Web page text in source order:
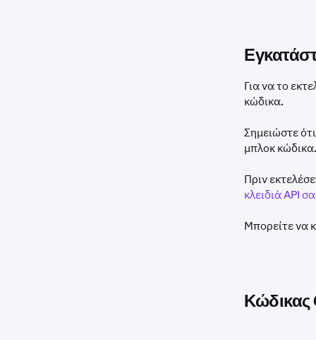
Για να το
κώδικα.
Σημειώστε
μπλοκ κώδικα.
Πριν
κλειδιά API
Μπορείτε να
Κώδικας